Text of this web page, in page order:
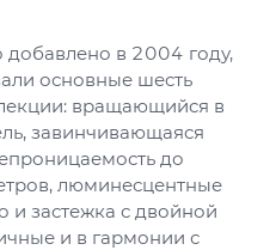
в 2004 году,
основные шесть
вращающийся в
завинчивающаяся
до
люминесцентные
и застежка с двойной
и в гармонии с